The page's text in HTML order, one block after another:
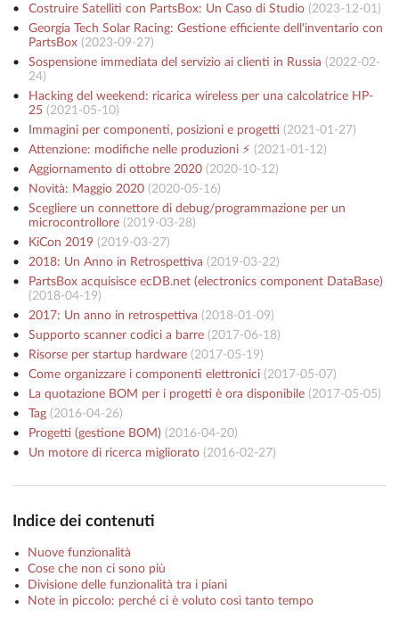
Costruire Satelliti con PartsBox: Un Caso di Studio(2023-12-01 )
Georgia Tech Solar Racing: Gestione efficiente dell'inventario con
PartsBox(2023-09-27)
Sospensione immediata del servizio ai clienti in Russia (2022-02-
24)
Hacking del weekend: ricarica wireless per una calcolatrice HP-
25(2021-05-10)
Immagini per componenti, posizioni e progetti(2021-01-27)
Attenzione: modifiche nelle produzioni ⚡️ (2021-01-12)
Aggiornamento di ottobre 2020(2020-10-12)
Novità: Maggio 2020(2020-05-16)
Scegliere un connettore di debug/programmazione per un
microcontrollore(2019-03-28)
KiCon 2019(2019-03-27)
2018: Un Anno in Retrospettiva (2019-03-22)
PartsBox acquisisce ecDB.net (electronics component DataBase)
(2018-04-19)
2017: Un anno in retrospettiva (2018-01-09)
Supporto scanner codici a barre(2017-06-18)
Risorse per startup hardware(2017-05-19)
Come organizzare i componenti elettronici(2017-05-07)
La quotazione BOM per i progetti è ora disponibile(2017-05-05)
Tag(2016-04-26)
Progetti (gestione BOM) (2016-04-20)
Un motore di ricerca migliorato(2016-02-27)
Indice dei contenuti
Nuove funzionalità
Cose che non ci sono più
Divisione delle funzionalità tra i piani
Note in piccolo: perché ci è voluto così tanto tempo